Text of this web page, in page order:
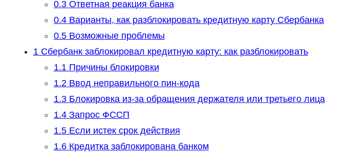
0.3Ответная реакция банка
0.4Варианты, как разблокировать кредитную карту Сбербанка
0.5Возможные проблемы
1Сбербанк заблокировал кредитную карту: как разблокировать
1.1Причины блокировки
1.2Ввод неправильного пин-кода
1.3Блокировка из-за обращения держателя или третьего лица
1.4Запрос ФССП
1.5Если истек срок действия
1.6Кредитка заблокирована банком